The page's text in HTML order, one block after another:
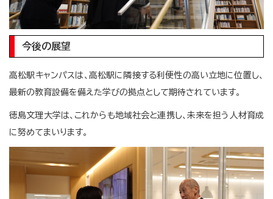
今後の展望
高松駅キャンパスは、高松駅に隣接する利便性の高い立地に位置し、
最新の教育設備を備えた学びの拠点として期待されています。
徳島文理大学は、これからも地域社会と連携し、未来を担う人材育成
に努めてまいります。